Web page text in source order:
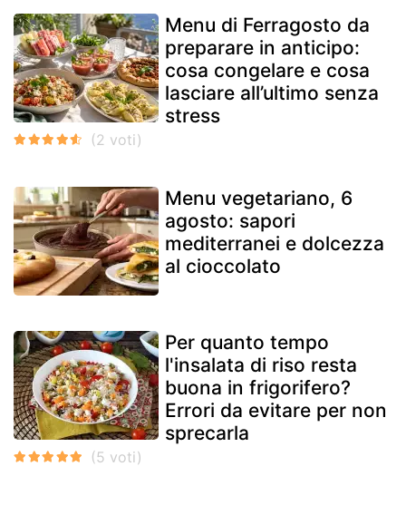
Menu di Ferragosto da
preparare in anticipo:
cosa congelare e cosa
lasciare all’ultimo senza
stress
Menu vegetariano, 6
agosto: sapori
mediterranei e dolcezza
al cioccolato
Per quanto tempo
l'insalata di riso resta
buona in frigorifero?
Errori da evitare per non
sprecarla